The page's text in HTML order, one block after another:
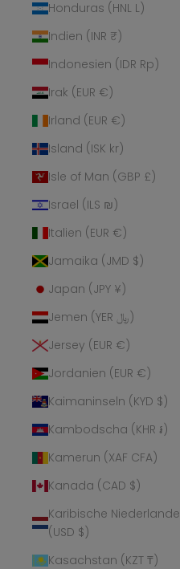
Honduras (HNL L)
Indien (INR ₹)
Indonesien (IDR Rp)
Irak (EUR €)
Irland (EUR €)
Island (ISK kr)
Isle of Man (GBP £)
Israel (ILS ₪)
Italien (EUR €)
Jamaika (JMD $)
Japan (JPY ¥)
Jemen (YER ﷼)
Jersey (EUR €)
Jordanien (EUR €)
Kaimaninseln (KYD $)
Kambodscha (KHR ៛)
Kamerun (XAF CFA)
Kanada (CAD $)
Karibische Niederlande
(USD $)
Kasachstan (KZT ₸)